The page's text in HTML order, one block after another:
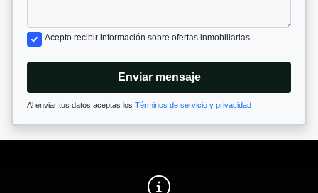
Acepto recibir información sobre ofertas inmobiliarias
Enviar mensaje
Al enviar tus datos aceptas los Términos de servicio y privacidad